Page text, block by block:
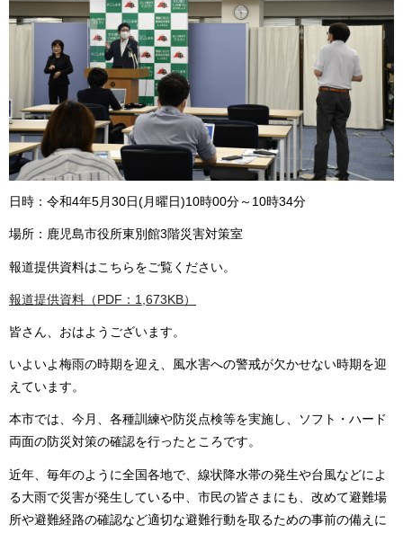
日時：令和4年5月30日(月曜日)10時00分～10時34分
場所：鹿児島市役所東別館3階災害対策室
報道提供資料はこちらをご覧ください。
報道提供資料（PDF：1,673KB）
皆さん、おはようございます。
いよいよ梅雨の時期を迎え、風水害への警戒が欠かせない時期を迎
えています。
本市では、今月、各種訓練や防災点検等を実施し、ソフト・ハード
両面の防災対策の確認を行ったところです。
近年、毎年のように全国各地で、線状降水帯の発生や台風などによ
る大雨で災害が発生している中、市民の皆さまにも、改めて避難場
所や避難経路の確認など適切な避難行動を取るための事前の備えに